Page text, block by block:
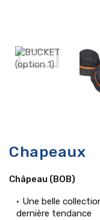
Chapeaux
Châpeau (BOB)
Une belle
dernière tendance